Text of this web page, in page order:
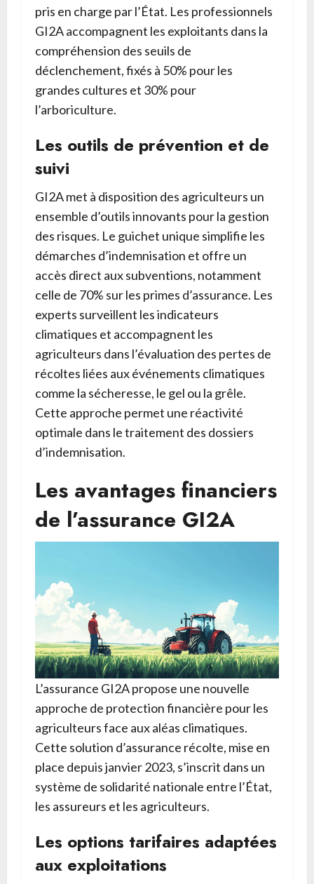
pris en charge par l’État. Les professionnels
GI2A accompagnent les exploitants dans la
compréhension des seuils de
déclenchement, fixés à 50% pour les
grandes cultures et 30% pour
l’arboriculture.
Les outils de prévention et de
suivi
GI2A met à disposition des agriculteurs un
ensemble d’outils innovants pour la gestion
des risques. Le guichet unique simplifie les
démarches d’indemnisation et offre un
accès direct aux subventions, notamment
celle de 70% sur les primes d’assurance. Les
experts surveillent les indicateurs
climatiques et accompagnent les
agriculteurs dans l’évaluation des pertes de
récoltes liées aux événements climatiques
comme la sécheresse, le gel ou la grêle.
Cette approche permet une réactivité
optimale dans le traitement des dossiers
d’indemnisation.
Les avantages financiers
de l’assurance GI2A
L’assurance GI2A propose une nouvelle
approche de protection financière pour les
agriculteurs face aux aléas climatiques.
Cette solution d’assurance récolte, mise en
place depuis janvier 2023, s’inscrit dans un
système de solidarité nationale entre l’État,
les assureurs et les agriculteurs.
Les options tarifaires adaptées
aux exploitations